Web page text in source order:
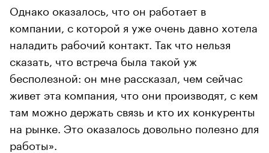
Однако оказалось, что он работает в
компании, с которой я уже очень давно хотела
наладить рабочий контакт. Так что нельзя
сказать, что встреча была такой уж
бесполезной: он мне рассказал, чем сейчас
живет эта компания, что они производят, с кем
там можно держать связь и кто их конкуренты
на рынке. Это оказалось довольно полезно для
работы».